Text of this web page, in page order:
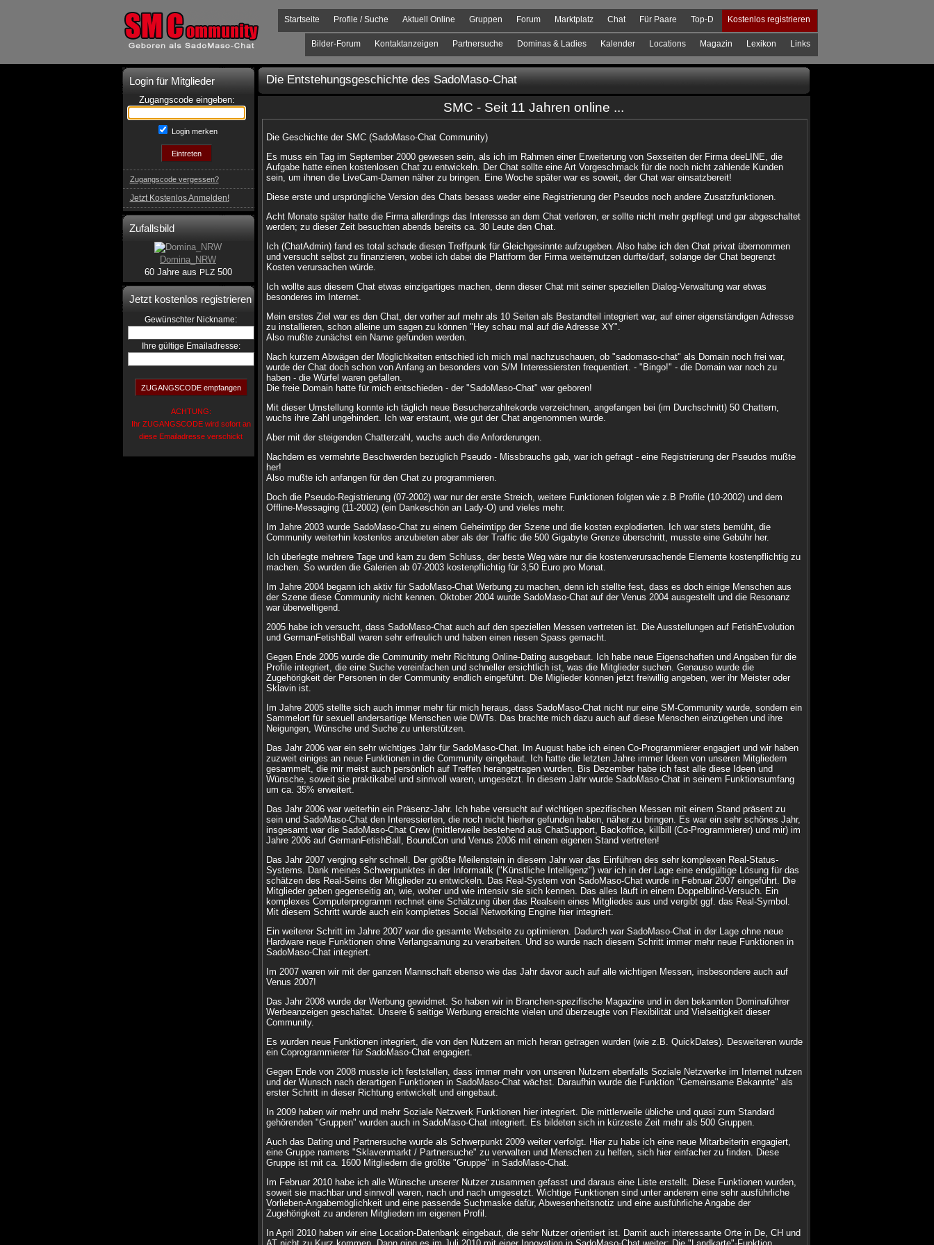
Kostenlos registrieren
Top-D
Für Paare
Chat
Marktplatz
Forum
Gruppen
Aktuell Online
Profile / Suche
Startseite
Links
Lexikon
Magazin
Locations
Kalender
Dominas & Ladies
Partnersuche
Kontaktanzeigen
Bilder-Forum
Login für Mitglieder
Zugangscode eingeben:
Login merken
Zugangscode vergessen?
Jetzt Kostenlos Anmelden!
Zufallsbild
Domina_NRW
60 Jahre aus PLZ500
Jetzt kostenlos registrieren
Gewünschter Nickname:
Ihre gültige Emailadresse:
ACHTUNG:
Ihr ZUGANGSCODE wird sofort an
diese Emailadresse verschickt
Die Entstehungsgeschichte des SadoMaso-Chat
SMC - Seit 11 Jahren online ...
Die Geschichte der SMC (SadoMaso-Chat Community)
Es muss ein Tag im September 2000 gewesen sein, als ich im Rahmen einer Erweiterung von Sexseiten der Firma deeLINE, die
Aufgabe hatte einen kostenlosen Chat zu entwickeln. Der Chat sollte eine Art Vorgeschmack für die noch nicht zahlende Kunden
sein, um ihnen die LiveCam-Damen näher zu bringen. Eine Woche später war es soweit, der Chat war einsatzbereit!
Diese erste und ursprüngliche Version des Chats besass weder eine Registrierung der Pseudos noch andere Zusatzfunktionen.
Acht Monate später hatte die Firma allerdings das Interesse an dem Chat verloren, er sollte nicht mehr gepflegt und gar abgeschaltet
werden; zu dieser Zeit besuchten abends bereits ca. 30 Leute den Chat.
Ich (ChatAdmin) fand es total schade diesen Treffpunk für Gleichgesinnte aufzugeben. Also habe ich den Chat privat übernommen
und versucht selbst zu finanzieren, wobei ich dabei die Plattform der Firma weiternutzen durfte/darf, solange der Chat begrenzt
Kosten verursachen würde.
Ich wollte aus diesem Chat etwas einzigartiges machen, denn dieser Chat mit seiner speziellen Dialog-Verwaltung war etwas
besonderes im Internet.
Mein erstes Ziel war es den Chat, der vorher auf mehr als 10 Seiten als Bestandteil integriert war, auf einer eigenständigen Adresse
zu installieren, schon alleine um sagen zu können "Hey schau mal auf die Adresse XY".
Also mußte zunächst ein Name gefunden werden.
Nach kurzem Abwägen der Möglichkeiten entschied ich mich mal nachzuschauen, ob "sadomaso-chat" als Domain noch frei war,
wurde der Chat doch schon von Anfang an besonders von S/M Interessiersten frequentiert. - "Bingo!" - die Domain war noch zu
haben - die Würfel waren gefallen.
Die freie Domain hatte für mich entschieden - der "SadoMaso-Chat" war geboren!
Mit dieser Umstellung konnte ich täglich neue Besucherzahlrekorde verzeichnen, angefangen bei (im Durchschnitt) 50 Chattern,
wuchs ihre Zahl ungehindert. Ich war erstaunt, wie gut der Chat angenommen wurde.
Aber mit der steigenden Chatterzahl, wuchs auch die Anforderungen.
Nachdem es vermehrte Beschwerden bezüglich Pseudo - Missbrauchs gab, war ich gefragt - eine Registrierung der Pseudos mußte
her!
Also mußte ich anfangen für den Chat zu programmieren.
Doch die Pseudo-Registrierung (07-2002) war nur der erste Streich, weitere Funktionen folgten wie z.B Profile (10-2002) und dem
Offline-Messaging (11-2002) (ein Dankeschön an Lady-O) und vieles mehr.
Im Jahre 2003 wurde SadoMaso-Chat zu einem Geheimtipp der Szene und die kosten explodierten. Ich war stets bemüht, die
Community weiterhin kostenlos anzubieten aber als der Traffic die 500 Gigabyte Grenze überschritt, musste eine Gebühr her.
Ich überlegte mehrere Tage und kam zu dem Schluss, der beste Weg wäre nur die kostenverursachende Elemente kostenpflichtig zu
machen. So wurden die Galerien ab 07-2003 kostenpflichtig für 3,50 Euro pro Monat.
Im Jahre 2004 begann ich aktiv für SadoMaso-Chat Werbung zu machen, denn ich stellte fest, dass es doch einige Menschen aus
der Szene diese Community nicht kennen. Oktober 2004 wurde SadoMaso-Chat auf der Venus 2004 ausgestellt und die Resonanz
war überweltigend.
2005 habe ich versucht, dass SadoMaso-Chat auch auf den speziellen Messen vertreten ist. Die Ausstellungen auf FetishEvolution
und GermanFetishBall waren sehr erfreulich und haben einen riesen Spass gemacht.
Gegen Ende 2005 wurde die Community mehr Richtung Online-Dating ausgebaut. Ich habe neue Eigenschaften und Angaben für die
Profile integriert, die eine Suche vereinfachen und schneller ersichtlich ist, was die Mitglieder suchen. Genauso wurde die
Zugehörigkeit der Personen in der Community endlich eingeführt. Die Miglieder können jetzt freiwillig angeben, wer ihr Meister oder
Sklavin ist.
Im Jahre 2005 stellte sich auch immer mehr für mich heraus, dass SadoMaso-Chat nicht nur eine SM-Community wurde, sondern ein
Sammelort für sexuell andersartige Menschen wie DWTs. Das brachte mich dazu auch auf diese Menschen einzugehen und ihre
Neigungen, Wünsche und Suche zu unterstützen.
Das Jahr 2006 war ein sehr wichtiges Jahr für SadoMaso-Chat. Im August habe ich einen Co-Programmierer engagiert und wir haben
zuzweit einiges an neue Funktionen in die Community eingebaut. Ich hatte die letzten Jahre immer Ideen von unseren Mitgliedern
gesammelt, die mir meist auch persönlich auf Treffen herangetragen wurden. Bis Dezember habe ich fast alle diese Ideen und
Wünsche, soweit sie praktikabel und sinnvoll waren, umgesetzt. In diesem Jahr wurde SadoMaso-Chat in seinem Funktionsumfang
um ca. 35% erweitert.
Das Jahr 2006 war weiterhin ein Präsenz-Jahr. Ich habe versucht auf wichtigen spezifischen Messen mit einem Stand präsent zu
sein und SadoMaso-Chat den Interessierten, die noch nicht hierher gefunden haben, näher zu bringen. Es war ein sehr schönes Jahr,
insgesamt war die SadoMaso-Chat Crew (mittlerweile bestehend aus ChatSupport, Backoffice, killbill (Co-Programmierer) und mir) im
Jahre 2006 auf GermanFetishBall, BoundCon und Venus 2006 mit einem eigenen Stand vertreten!
Das Jahr 2007 verging sehr schnell. Der größte Meilenstein in diesem Jahr war das Einführen des sehr komplexen Real-Status-
Systems. Dank meines Schwerpunktes in der Informatik ("Künstliche Intelligenz") war ich in der Lage eine endgültige Lösung für das
schätzen des Real-Seins der Mitglieder zu entwickeln. Das Real-System von SadoMaso-Chat wurde in Februar 2007 eingeführt. Die
Mitglieder geben gegenseitig an, wie, woher und wie intensiv sie sich kennen. Das alles läuft in einem Doppelblind-Versuch. Ein
komplexes Computerprogramm rechnet eine Schätzung über das Realsein eines Mitgliedes aus und vergibt ggf. das Real-Symbol.
Mit diesem Schritt wurde auch ein komplettes Social Networking Engine hier integriert.
Ein weiterer Schritt im Jahre 2007 war die gesamte Webseite zu optimieren. Dadurch war SadoMaso-Chat in der Lage ohne neue
Hardware neue Funktionen ohne Verlangsamung zu verarbeiten. Und so wurde nach diesem Schritt immer mehr neue Funktionen in
SadoMaso-Chat integriert.
Im 2007 waren wir mit der ganzen Mannschaft ebenso wie das Jahr davor auch auf alle wichtigen Messen, insbesondere auch auf
Venus 2007!
Das Jahr 2008 wurde der Werbung gewidmet. So haben wir in Branchen-spezifische Magazine und in den bekannten Dominaführer
Werbeanzeigen geschaltet. Unsere 6 seitige Werbung erreichte vielen und überzeugte von Flexibilität und Vielseitigkeit dieser
Community.
Es wurden neue Funktionen integriert, die von den Nutzern an mich heran getragen wurden (wie z.B. QuickDates). Desweiteren wurde
ein Coprogrammierer für SadoMaso-Chat engagiert.
Gegen Ende von 2008 musste ich feststellen, dass immer mehr von unseren Nutzern ebenfalls Soziale Netzwerke im Internet nutzen
und der Wunsch nach derartigen Funktionen in SadoMaso-Chat wächst. Daraufhin wurde die Funktion "Gemeinsame Bekannte" als
erster Schritt in dieser Richtung entwickelt und eingebaut.
In 2009 haben wir mehr und mehr Soziale Netzwerk Funktionen hier integriert. Die mittlerweile übliche und quasi zum Standard
gehörenden "Gruppen" wurden auch in SadoMaso-Chat integriert. Es bildeten sich in kürzeste Zeit mehr als 500 Gruppen.
Auch das Dating und Partnersuche wurde als Schwerpunkt 2009 weiter verfolgt. Hier zu habe ich eine neue Mitarbeiterin engagiert,
eine Gruppe namens "Sklavenmarkt / Partnersuche" zu verwalten und Menschen zu helfen, sich hier einfacher zu finden. Diese
Gruppe ist mit ca. 1600 Mitgliedern die größte "Gruppe" in SadoMaso-Chat.
Im Februar 2010 habe ich alle Wünsche unserer Nutzer zusammen gefasst und daraus eine Liste erstellt. Diese Funktionen wurden,
soweit sie machbar und sinnvoll waren, nach und nach umgesetzt. Wichtige Funktionen sind unter anderem eine sehr ausführliche
Vorlieben-Angabemöglichkeit und eine passende Suchmaske dafür, Abwesenheitsnotiz und eine ausführliche Angabe der
Zugehörigkeit zu anderen Mitgliedern im eigenen Profil.
In April 2010 haben wir eine Location-Datenbank eingebaut, die sehr Nutzer orientiert ist. Damit auch interessante Orte in De, CH und